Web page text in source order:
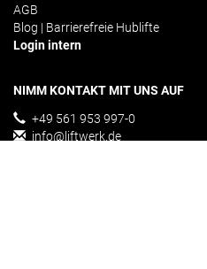
AGB
Blog | Barrierefreie Hublifte
Login intern
NIMM KONTAKT MIT UNS AUF
+49 561 953 997-0
info@liftwerk.de